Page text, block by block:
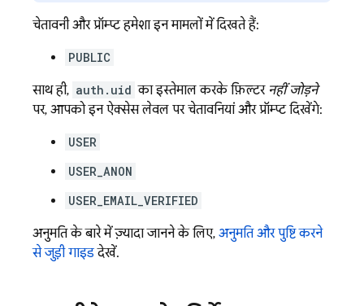
चेतावनी और प्रॉम्प्ट हमेशा इन मामलों में दिखते हैं:
PUBLIC
साथ ही, auth.uid का इस्तेमाल करके फ़िल्टर नहीं जोड़ने
पर, आपको इन ऐक्सेस लेवल पर चेतावनियां और प्रॉम्प्ट दिखेंगे:
USER
USER_ANON
USER_EMAIL_VERIFIED
अनुमति के बारे में ज़्यादा जानने के लिए, अनुमति और पुष्टि करने
से जुड़ी गाइडदेखें.